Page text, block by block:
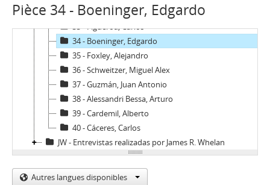
Pièce 34 - Boeninger, Edgardo
32 - Martínez Busch, Jorge
33 - Figueroa, Carlos
34 - Boeninger, Edgardo
35 - Foxley, Alejandro
36 - Schweitzer, Miguel Alex
37 - Guzmán, Juan Antonio
38 - Alessandri Bessa, Arturo
39 - Cardemil, Alberto
40 - Cáceres, Carlos
JW - Entrevistas realizadas por James R. Whelan
Autres langues disponibles